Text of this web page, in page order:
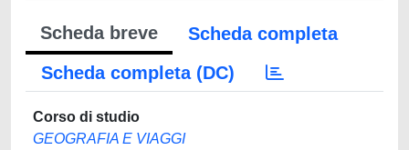
Scheda breve
Scheda completa
Scheda completa (DC)
Corso di studio
GEOGRAFIA E VIAGGI